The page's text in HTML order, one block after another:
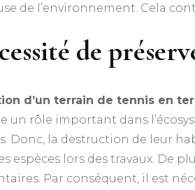
de l’environnement. Cela
de
d’un terrain de tennis en
un rôle important dans
Donc, la destruction de leur
espèces lors des travaux. De
Par conséquent, il est